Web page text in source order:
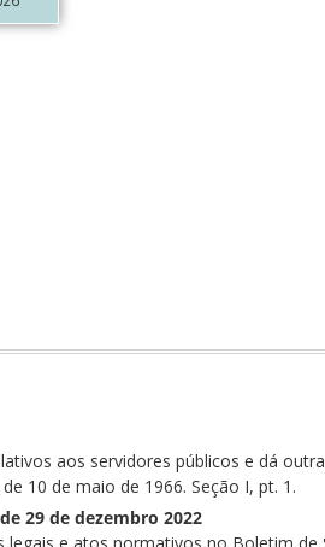
aos servidores públicos e dá
10 de maio de 1966. Seção I, pt. 1.
29 de dezembro 2022